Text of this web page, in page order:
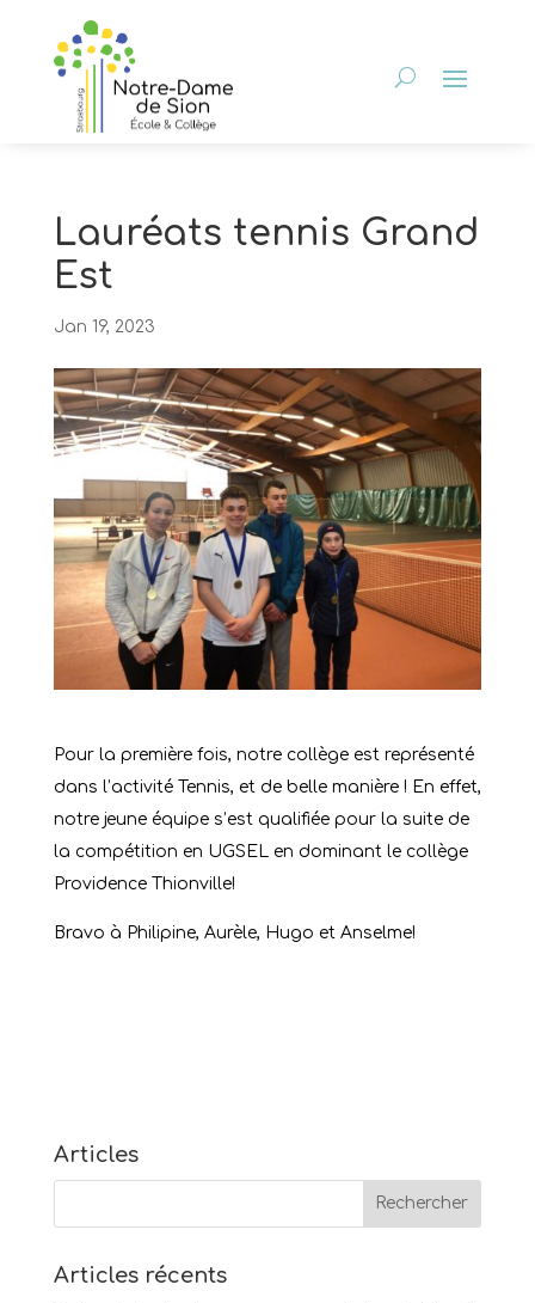
Lauréats tennis Grand
Est
Jan 19, 2023
Pour la première fois, notre collège est représenté
dans l’activité Tennis, et de belle manière ! En effet,
notre jeune équipe s’est qualifiée pour la suite de
la compétition en UGSEL en dominant le collège
Providence Thionville!
Bravo à Philipine, Aurèle, Hugo et Anselme!
Articles
Articles récents